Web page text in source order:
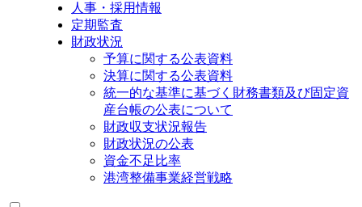
人事・採用情報
定期監査
財政状況
予算に関する公表資料
決算に関する公表資料
統一的な基準に基づく財務書類及び固定資
産台帳の公表について
財政収支状況報告
財政状況の公表
資金不足比率
港湾整備事業経営戦略